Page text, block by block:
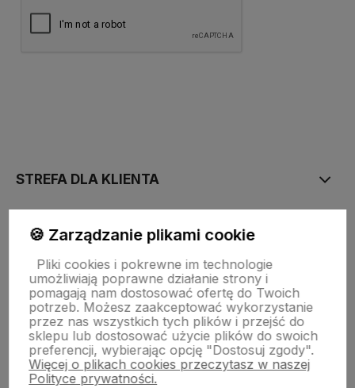
STREFA DLA KLIENTA
PŁATNOŚĆ I DOSTAWA
STRONY INFORMACYJNE
POMOC DLA KLIENTA
🍪 Zarządzanie plikami cookie
Pliki cookies i pokrewne im technologie
umożliwiają poprawne działanie strony i
pomagają nam dostosować ofertę do Twoich
potrzeb. Możesz zaakceptować wykorzystanie
przez nas wszystkich tych plików i przejść do
sklepu lub dostosować użycie plików do swoich
preferencji, wybierając opcję "Dostosuj zgody".
Więcej o plikach cookies przeczytasz w naszej
Polityce prywatności.